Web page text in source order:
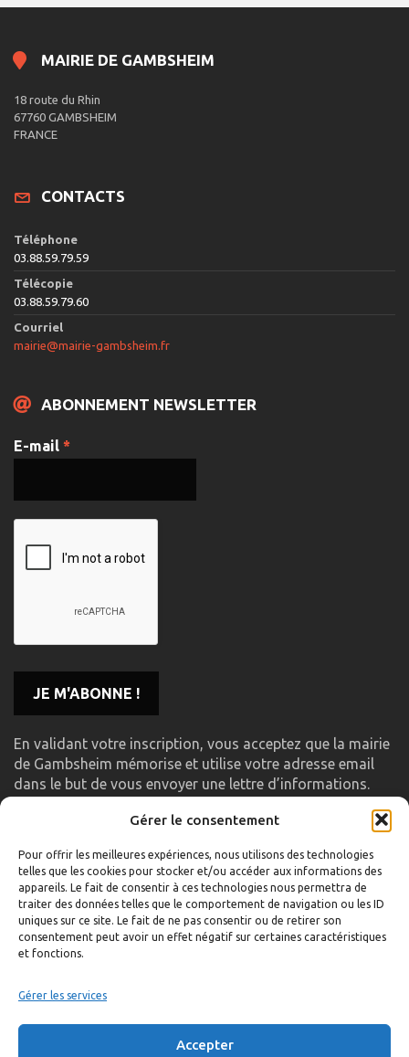
Gérer le consentement
Pour offrir les meilleures expériences, nous utilisons des technologies
telles que les cookies pour stocker et/ou accéder aux informations des
appareils. Le fait de consentir à ces technologies nous permettra de
traiter des données telles que le comportement de navigation ou les ID
uniques sur ce site. Le fait de ne pas consentir ou de retirer son
consentement peut avoir un effet négatif sur certaines caractéristiques
et fonctions.
Gérer les services
Accepter
MAIRIE DE GAMBSHEIM
18 route du Rhin
67760 GAMBSHEIM
FRANCE
CONTACTS
Téléphone
03.88.59.79.59
Télécopie
03.88.59.79.60
Courriel
mairie@mairie-gambsheim.fr
ABONNEMENT NEWSLETTER
E-mail *
En validant votre inscription, vous acceptez que la mairie
de Gambsheim mémorise et utilise votre adresse email
dans le but de vous envoyer une lettre d’informations.
LIENS UTILES
Accueil
Formulaire de contact
Gambs TV
Mentions légales
Politique de confidentialité